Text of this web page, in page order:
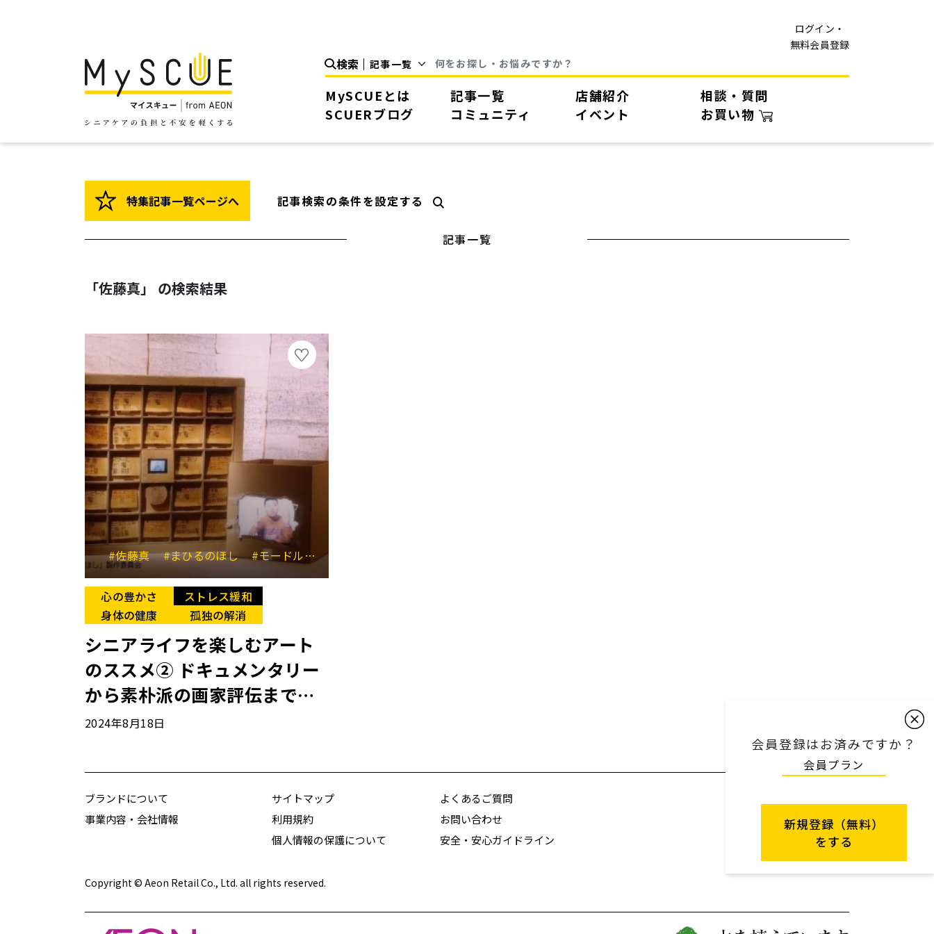
ログイン・
無料会員登録
検索
MySCUEとは 記事一覧 店舗紹介
相談・質問
SCUERブログ
コミュニティ イベント お買い物
特集記事一覧ページへ 記事検索の条件を設定する
記事一覧
「佐藤真」 の検索結果
#佐藤真 #まひるのほし #モードルイス
心の豊かさ
ストレス緩和
身体の健康
孤独の解消
シニアライフを楽しむアート
のススメ② ドキュメンタリー
から素朴派の画家評伝まで、
映画３作
2024年8月18日
会員登録はお済みですか？
会員プラン
新規登録（無料）
をする
ブランドについて
事業内容・会社情報
サイトマップ
利用規約
個人情報の保護について
よくあるご質問
お問い合わせ
安全・安心ガイドライン
Copyright © Aeon Retail Co., Ltd. all rights reserved.